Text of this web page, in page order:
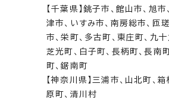
【千葉県】銚子市、館山市、旭
津市、いすみ市、南房総市、匝
市、栄町、多古町、東庄町、九
芝光町、白子町、長柄町、長南
町、鋸南町
【神奈川県】三浦市、山北町、
原町、清川村